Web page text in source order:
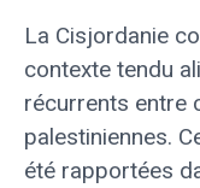
La Cisjordanie
contexte tendu
récurrents entre
palestiniennes.
été rapportées